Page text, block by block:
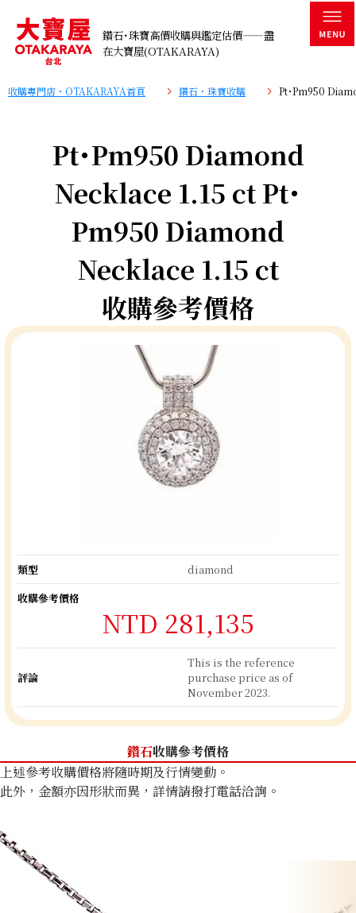
鑽石･珠寶高價收購與鑑定估價——盡
在大寶屋(OTAKARAYA)
收購專門店・OTAKARAYA首頁 鑽石・珠寶收購 Pt･Pm950
Pt･Pm950 Diamond
Necklace 1.15 ct Pt･
Pm950 Diamond
Necklace 1.15 ct
收購參考價格
類型
diamond
收購參考價格
NTD 281,135
評論
This is the reference
purchase price as of
November 2023.
鑽石收購參考價格
上述參考收購價格將隨時期及行情變動。
此外，金額亦因形狀而異，詳情請撥打電話洽詢。